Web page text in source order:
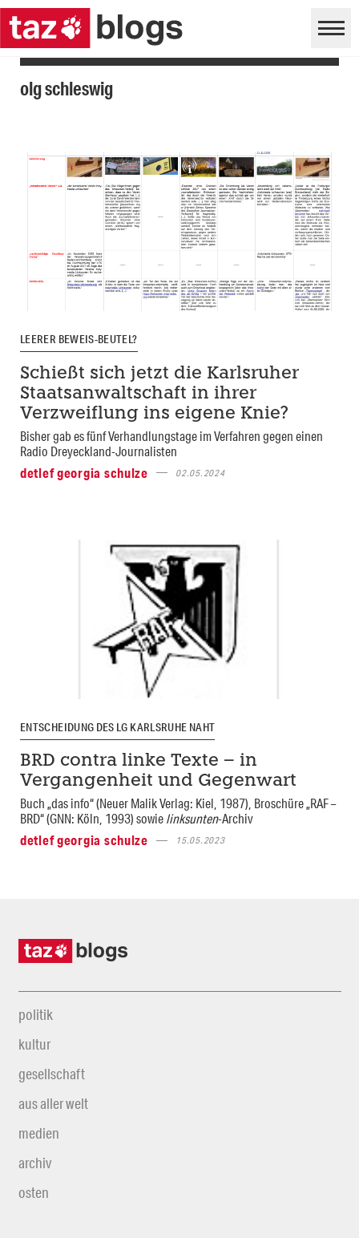
olg schleswig
LEERER BEWEIS-BEUTEL?
Schießt sich jetzt die Karlsruher
Staatsanwaltschaft in ihrer
Verzweiflung ins eigene Knie?
Bisher gab es fünf Verhandlungstage im Verfahren gegen einen
Radio Dreyeckland-Journalisten
detlef georgia schulze
02.05.2024
ENTSCHEIDUNG DES LG KARLSRUHE NAHT
BRD contra linke Texte – in
Vergangenheit und Gegenwart
Buch „das info“ (Neuer Malik Verlag: Kiel, 1987), Broschüre „RAF –
BRD“ (GNN: Köln, 1993) sowielinksunten-Archiv
detlef georgia schulze
15.05.2023
politik
kultur
gesellschaft
aus aller welt
medien
archiv
osten